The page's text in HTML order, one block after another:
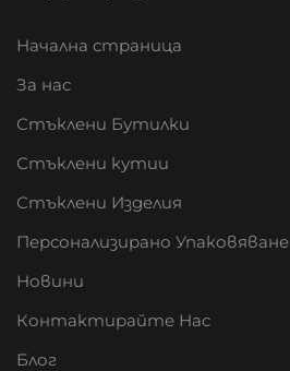
Начална страница
За нас
Стъклени Бутилки
Стъклени кутии
Стъклени Изделия
Персонализирано Упаковяване
Новини
Контактирайте Нас
Блог